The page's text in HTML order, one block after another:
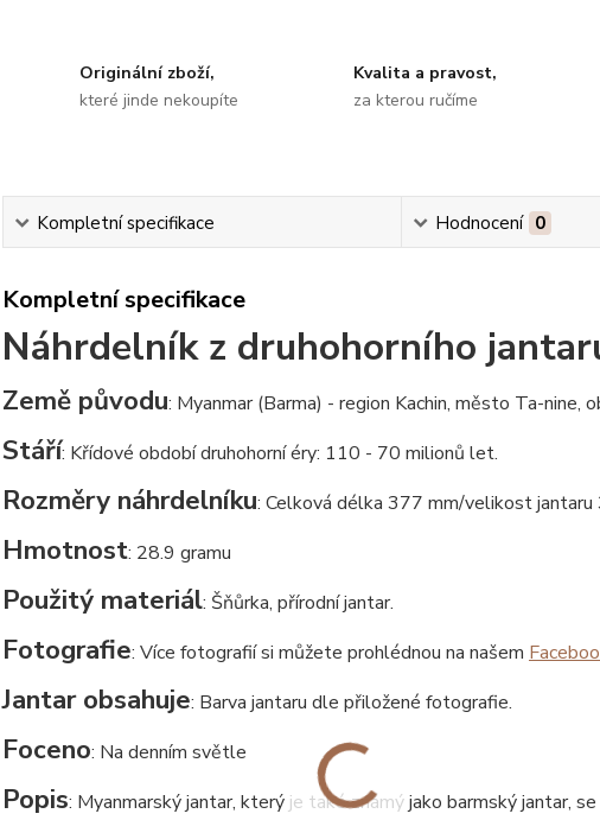
Originální zboží,
které jinde nekoupíte
Kvalita a pravost,
za kterou ručíme
Kompletní specifikace Hodnocení 0
Kompletní specifikace
Náhrdelník z druhohorního
Země původu: Myanmar (Barma) - region Kachin, město Ta-nine,
Stáří: Křídové období druhohorní éry: 110 - 70 milionů let.
Rozměry náhrdelníku: Celková délka 377 mm/velikost
Hmotnost: 28.9 gramu
Použitý materiál: Šňůrka, přírodní jantar.
Fotografie: Více fotografií si můžete prohlédnou na našem
Jantar obsahuje: Barva jantaru dle přiložené fotografie.
Foceno: Na denním světle
Popis: Myanmarský jantar, který je také známý jako barmský jantar,